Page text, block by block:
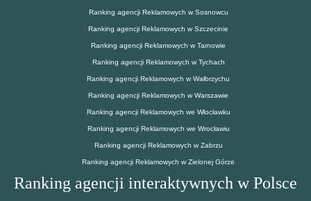
Ranking agencji Reklamowych w Sosnowcu
Ranking agencji Reklamowych w Szczecinie
Ranking agencji Reklamowych w Tarnowie
Ranking agencji Reklamowych w Tychach
Ranking agencji Reklamowych w Wałbrzychu
Ranking agencji Reklamowych w Warszawie
Ranking agencji Reklamowych we Włocławku
Ranking agencji Reklamowych we Wrocławiu
Ranking agencji Reklamowych w Zabrzu
Ranking agencji Reklamowych w Zielonej Górze
Ranking agencji interaktywnych w Polsce